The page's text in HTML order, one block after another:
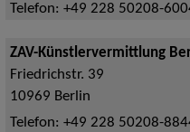
Telefon: +49 228 50208-
ZAV-Künstlervermittlung
Friedrichstr. 39
10969 Berlin
Telefon: +49 228 50208-